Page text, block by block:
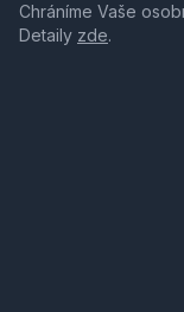
Chráníme Vaše
Detaily zde.